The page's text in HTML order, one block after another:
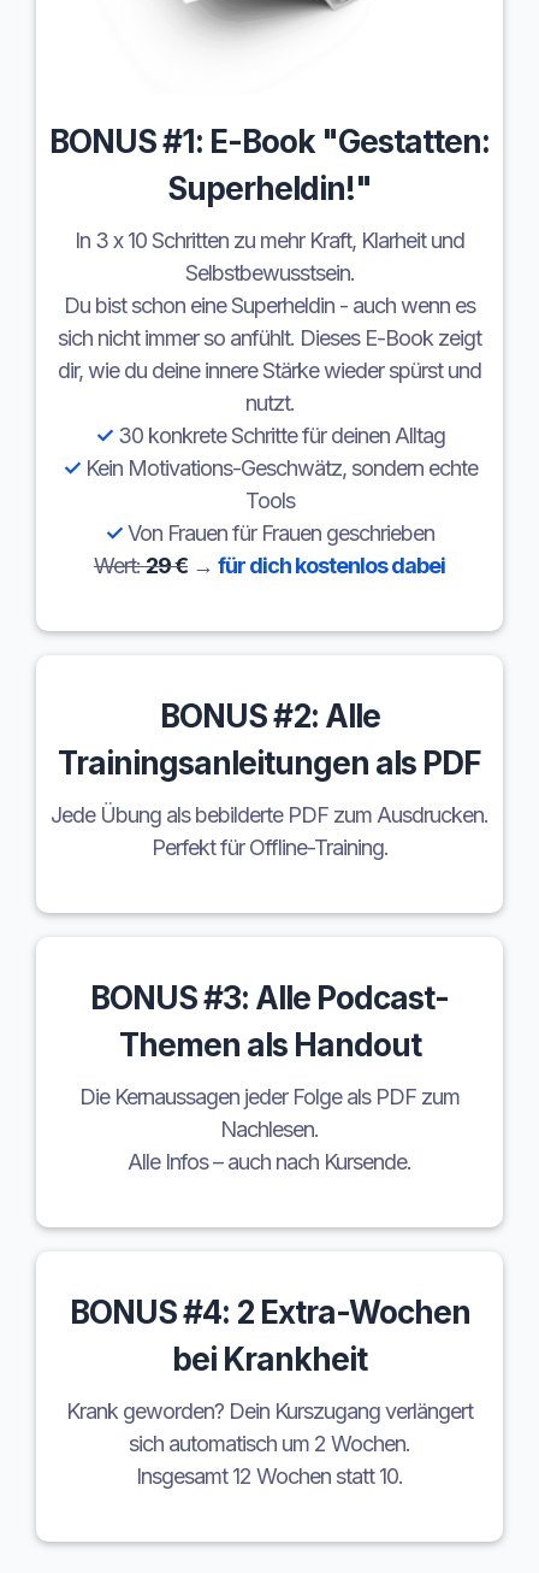
BONUS #1: E-Book "Gestatten:
Superheldin!"
In 3 x 10 Schritten zu mehr Kraft, Klarheit und
Selbstbewusstsein.
Du bist schon eine Superheldin - auch wenn es
sich nicht immer so anfühlt. Dieses E-Book zeigt
dir, wie du deine innere Stärke wieder spürst und
nutzt.
✓30 konkrete Schritte für deinen Alltag
✓Kein Motivations-Geschwätz, sondern echte
Tools
✓Von Frauen für Frauen geschrieben
Wert:29 € → für dich kostenlos dabei
BONUS #2: Alle
Trainingsanleitungen als PDF
Jede Übung als bebilderte PDF zum Ausdrucken.
Perfekt für Offline-Training.
BONUS #3: Alle Podcast-
Themen als Handout
Die Kernaussagen jeder Folge als PDF zum
Nachlesen.
Alle Infos – auch nach Kursende.
BONUS #4: 2 Extra-Wochen
bei Krankheit
Krank geworden? Dein Kurszugang verlängert
sich automatisch um 2 Wochen.
Insgesamt 12 Wochen statt 10.